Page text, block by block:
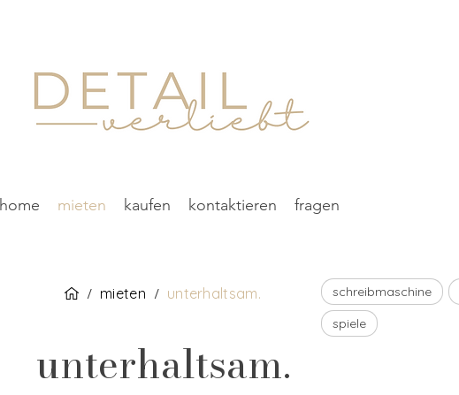
home mieten kaufen kontaktieren fragen
/ mieten / unterhaltsam.
unterhaltsam.
schreibmaschine
spiele